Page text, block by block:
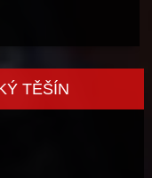
TĚŠÍN